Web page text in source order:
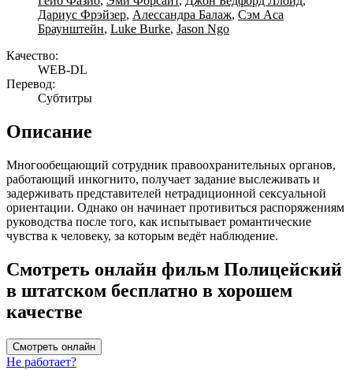
Дариус Фрэйзер, Алессандра Балаж, Сэм Аса
Браунштейн, Luke Burke, Jason Ngo
Качество:
WEB-DL
Перевод:
Субтитры
Описание
Многообещающий сотрудник правоохранительных органов,
работающий инкогнито, получает задание выслеживать и
задерживать представителей нетрадиционной сексуальной
ориентации. Однако он начинает противиться распоряжениям
руководства после того, как испытывает романтические
чувства к человеку, за которым ведёт наблюдение.
Смотреть онлайн фильм Полицейский
в штатском бесплатно в хорошем
качестве
Смотреть онлайн
Не работает?